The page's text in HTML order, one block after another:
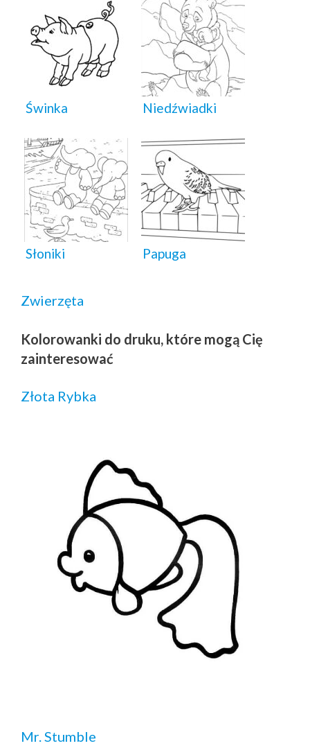
Świnka Niedźwiadki
Słoniki Papuga
Zwierzęta
Kolorowanki do druku, które mogą Cię
zainteresować
Złota Rybka
Mr. Stumble